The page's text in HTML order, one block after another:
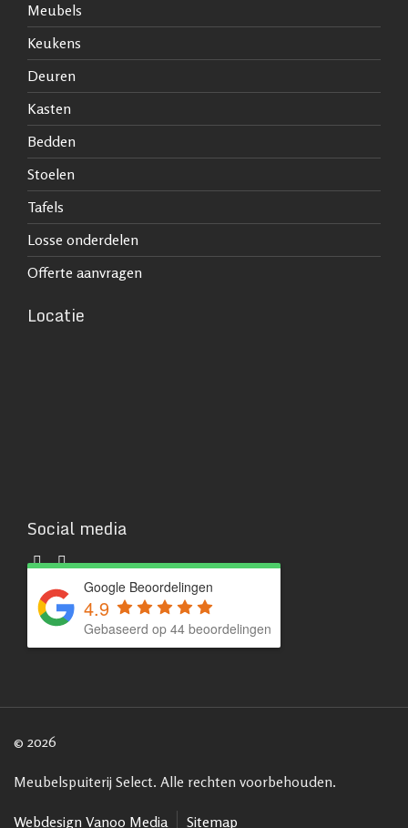
Meubels
Keukens
Deuren
Kasten
Bedden
Stoelen
Tafels
Losse onderdelen
Offerte aanvragen
Locatie
Social media
Google Beoordelingen
4.9
Gebaseerd op 44 beoordelingen
© 2026
Meubelspuiterij Select. Alle rechten voorbehouden.
Webdesign Vanoo Media Sitemap